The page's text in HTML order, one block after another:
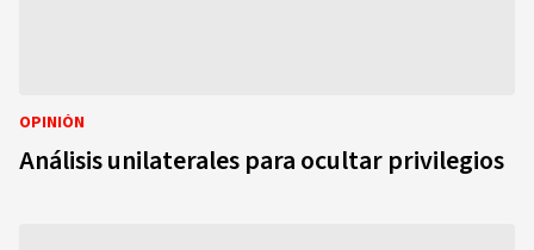
OPINIÓN
Análisis unilaterales para ocultar privilegios